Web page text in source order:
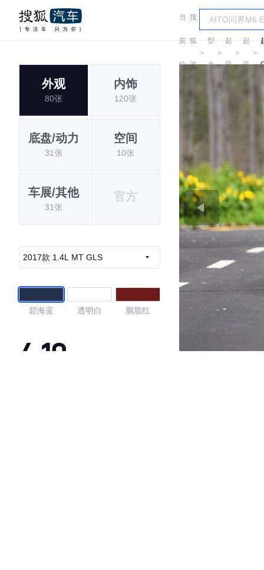
当
前
位
搜
狐
汽
＞
车
型
大
＞
起
亚
＞
起
亚
＞
外观
80张
内饰
120张
底盘/动力
31张
空间
10张
车展/其他
31张
官方
2017款 1.4L MT GLS
碧海蓝 透明白 胭脂红
4.19